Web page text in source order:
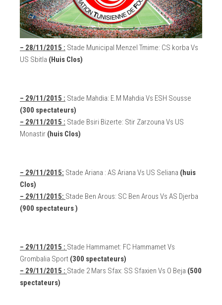
– 28/11/2015 : Stade Municipal Menzel Tmime: CS korba Vs
US Sbitla (Huis Clos)
– 29/11/2015 : Stade Mahdia: E.M Mahdia Vs ESH Sousse
(300 spectateurs)
– 29/11/2015 : Stade Bsiri Bizerte: Stir Zarzouna Vs US
Monastir (huis Clos)
– 29/11/2015: Stade Ariana : AS Ariana Vs US Seliana (huis
Clos)
– 29/11/2015: Stade Ben Arous: SC Ben Arous Vs AS Djerba
(900 spectateurs )
– 29/11/2015 : Stade Hammamet: FC Hammamet Vs
Grombalia Sport (300 spectateurs)
– 29/11/2015 : Stade 2 Mars Sfax: SS Sfaxien Vs O Beja (500
spectateurs)